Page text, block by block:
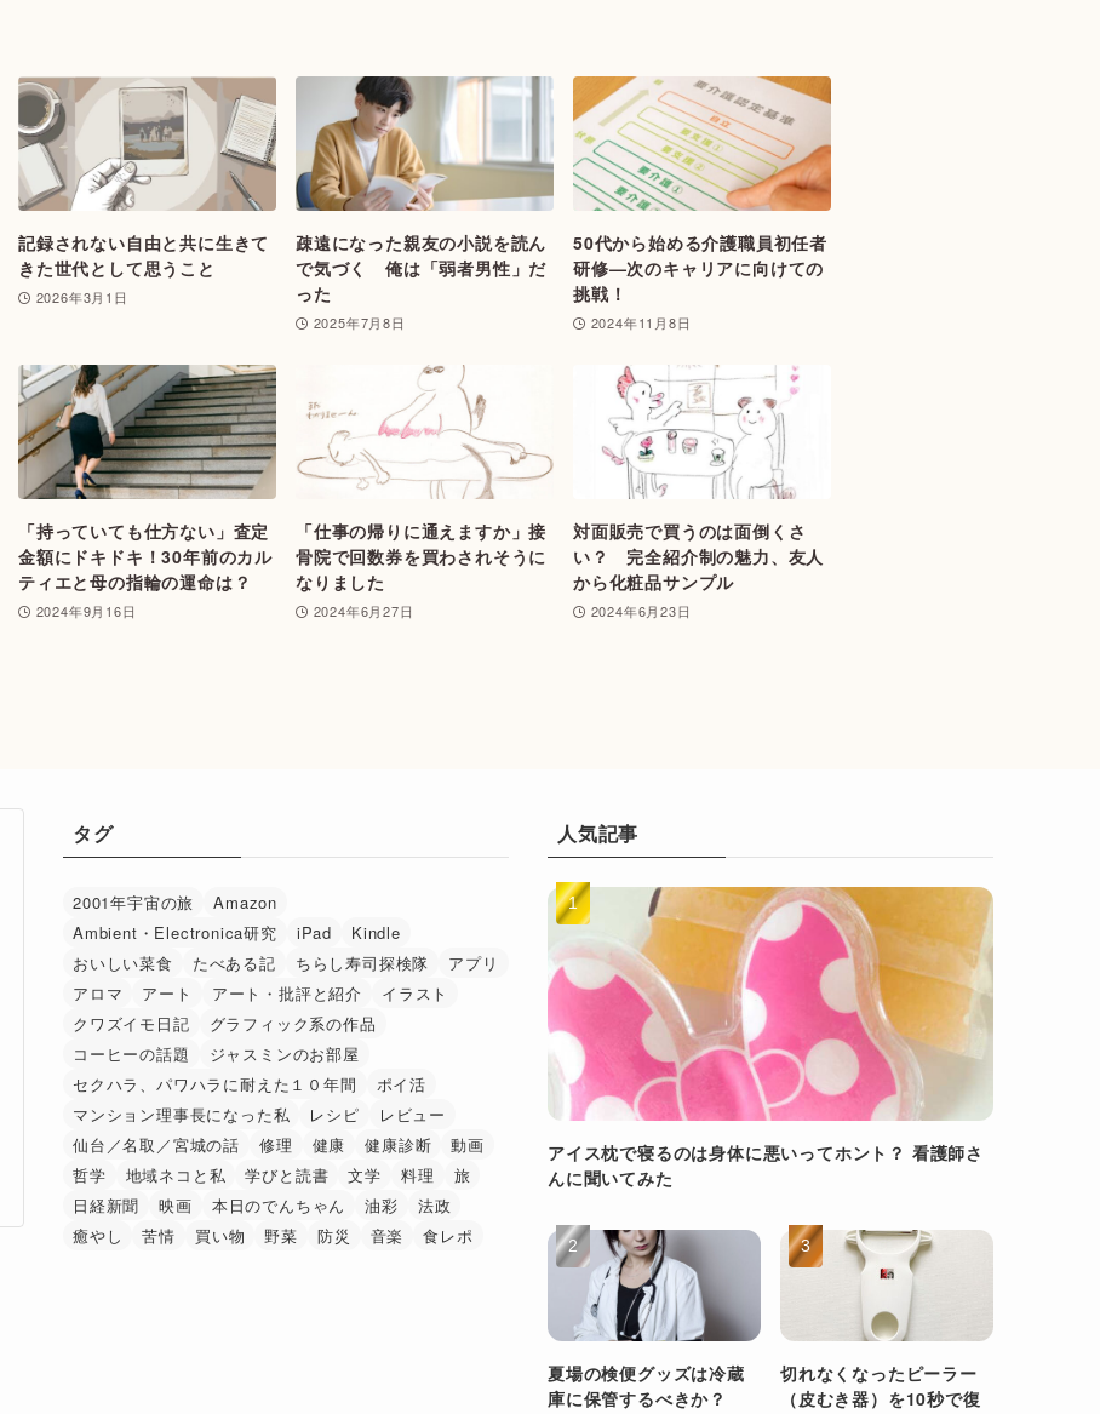
記録されない自由と共に生きて
きた世代として思うこと
2026年3月1日
疎遠になった親友の小説を読ん
で気づく 俺は「弱者男性」だ
った
2025年7月8日
50代から始める介護職員初任者
研修—次のキャリアに向けての
挑戦！
2024年11月8日
「持っていても仕方ない」査定
金額にドキドキ！30年前のカル
ティエと母の指輪の運命は？
2024年9月16日
「仕事の帰りに通えますか」接
骨院で回数券を買わされそうに
なりました
2024年6月27日
対面販売で買うのは面倒くさ
い？ 完全紹介制の魅力、友人
から化粧品サンプル
2024年6月23日
タグ
2001年宇宙の旅
Amazon
Ambient・Electronica研究
iPad
Kindle
おいしい菜食
たべある記 ちらし寿司探検隊
アプリ
アロマ
アート アート・批評と紹介
イラスト
クワズイモ日記
グラフィック系の作品
コーヒーの話題
ジャスミンのお部屋
セクハラ、パワハラに耐えた１０年間
ポイ活
マンション理事長になった私
レシピ
レビュー
仙台／名取／宮城の話
修理 健康 健康診断
動画
哲学
地域ネコと私 学びと読書 文学 料理
旅
日経新聞
映画 本日のでんちゃん 油彩
法政
癒やし
苦情 買い物 野菜 防災 音楽 食レポ
人気記事
アイス枕で寝るのは身体に悪いってホント？ 看護師さ
んに聞いてみた
夏場の検便グッズは冷蔵
庫に保管するべきか？
切れなくなったピーラー
（皮むき器）を10秒で復